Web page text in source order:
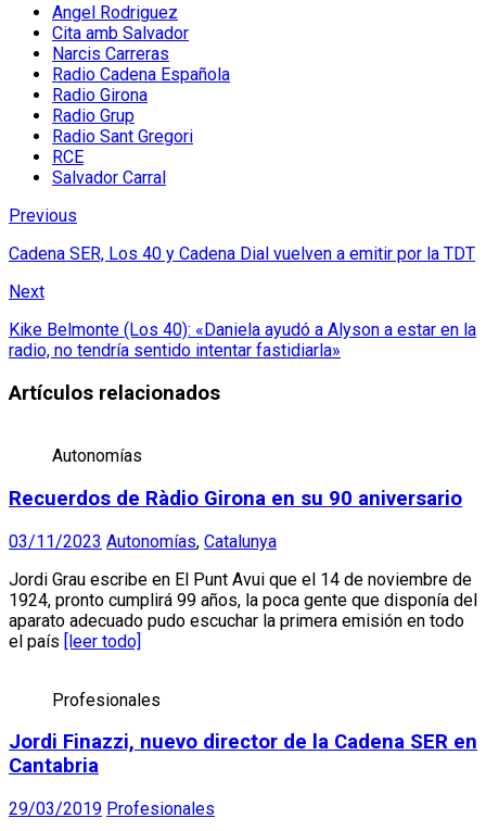
Angel Rodriguez
Cita amb Salvador
Narcis Carreras
Radio Cadena Española
Radio Girona
Radio Grup
Radio Sant Gregori
RCE
Salvador Carral
Previous
Cadena SER, Los 40 y Cadena Dial vuelven a emitir por la TDT
Next
Kike Belmonte (Los 40): «Daniela ayudó a Alyson a estar en la
radio, no tendría sentido intentar fastidiarla»
Artículos relacionados
Autonomías
Recuerdos de Ràdio Girona en su 90 aniversario
03/11/2023 Autonomías, Catalunya
Jordi Grau escribe en El Punt Avui que el 14 de noviembre de
1924, pronto cumplirá 99 años, la poca gente que disponía del
aparato adecuado pudo escuchar la primera emisión en todo
el país [leer todo]
Profesionales
Jordi Finazzi, nuevo director de la Cadena SER en
Cantabria
29/03/2019 Profesionales